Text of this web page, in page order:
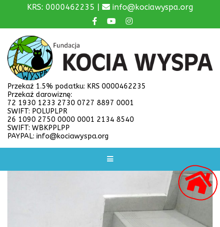
KRS: 0000462235 | info@kociawyspa.org
Przekaż 1.5% podatku: KRS 0000462235
Przekaż darowiznę:
72 1930 1233 2730 0727 8897 0001
SWIFT: POLUPLPR
26 1090 2750 0000 0001 2134 8540
SWIFT: WBKPPLPP
PAYPAL: info@kociawyspa.org